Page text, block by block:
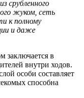
срубленного
жуком, сеть
к полному
и даже
заключается в
внутри ходов.
особи составляет
способна